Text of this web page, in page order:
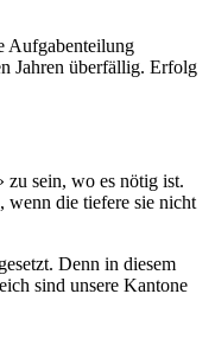
Aufgabenteilung
Jahren überfällig. Erfolg
zu sein, wo es nötig ist.
wenn die tiefere sie nicht
Denn in diesem
sind unsere Kantone